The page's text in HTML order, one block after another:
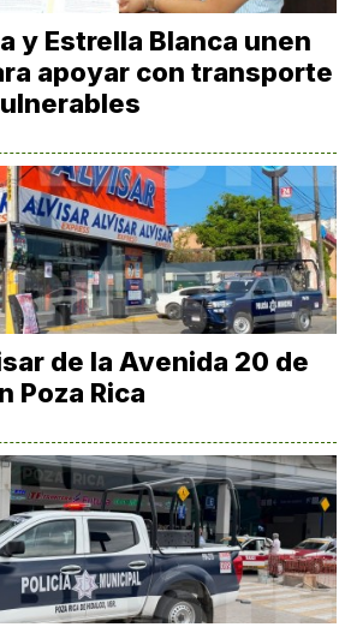
y Estrella Blanca unen
apoyar con transporte
de la Avenida 20 de
Poza Rica